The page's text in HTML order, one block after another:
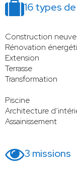
16 types
Construction neuve
Rénovation
Extension
Terrasse
Transformation
Piscine
Architecture
Assainissement
3 missions